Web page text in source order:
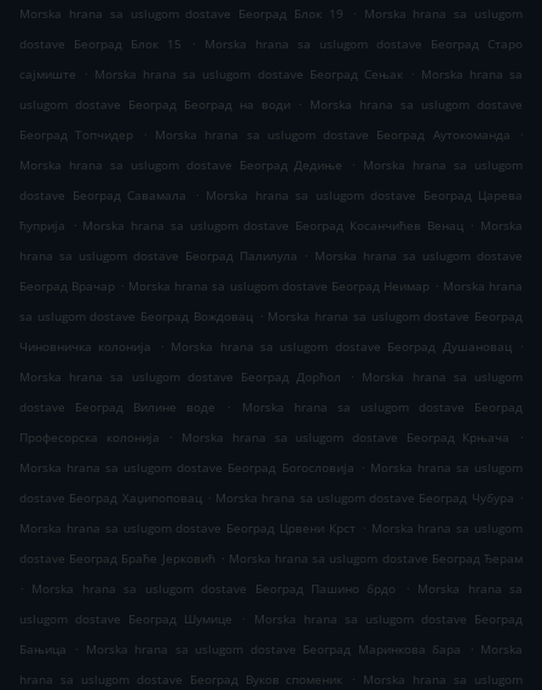
Morska hrana sa uslugom dostave Београд Блок 19
. Morska hrana sa uslugom
dostave Београд Блок 15
.
Morska hrana sa uslugom dostave Београд Старо
сајмиште
. Morska hrana sa uslugom dostave Београд Сењак . Morska hrana sa
uslugom dostave Београд Београд на води
. Morska hrana sa uslugom dostave
Београд Топчидер
. Morska hrana sa uslugom dostave Београд Аутокоманда
.
Morska hrana sa uslugom dostave Београд Дедиње
. Morska hrana sa uslugom
dostave Београд Савамала
. Morska hrana sa uslugom dostave Београд Царева
ћуприја
. Morska hrana sa uslugom dostave Београд Косанчићев Венац . Morska
hrana sa uslugom dostave Београд Палилула . Morska hrana sa uslugom dostave
Београд Врачар . Morska hrana sa uslugom dostave Београд Неимар . Morska hrana
sa uslugom dostave Београд Вождовац . Morska hrana sa uslugom dostave Београд
Чиновничка колонија
. Morska hrana sa uslugom dostave Београд Душановац .
Morska hrana sa uslugom dostave Београд Дорћол
. Morska hrana sa uslugom
dostave Београд Вилине воде
.
Morska hrana sa uslugom dostave Београд
Професорска колонија
. Morska hrana sa uslugom dostave Београд Крњача
.
Morska hrana sa uslugom dostave Београд Богословија . Morska hrana sa uslugom
dostave Београд Хаџипоповац . Morska hrana sa uslugom dostave Београд Чубура .
Morska hrana sa uslugom dostave Београд Црвени Крст . Morska hrana sa uslugom
dostave Београд Браће Јерковић . Morska hrana sa uslugom dostave Београд Ђерам
. Morska hrana sa uslugom dostave Београд Пашино брдо . Morska hrana sa
uslugom dostave Београд Шумице
.
Morska hrana sa uslugom dostave Београд
Бањица
. Morska hrana sa uslugom dostave Београд Маринкова бара . Morska
hrana sa uslugom dostave Београд Вуков споменик
. Morska hrana sa uslugom